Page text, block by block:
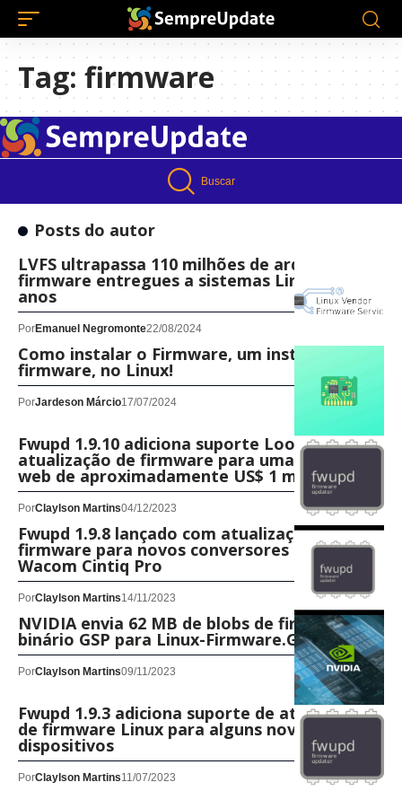
Tag: firmware
Buscar
Posts do autor
LVFS ultrapassa 110 milhões de arquivos de
firmware entregues a sistemas Linux em 9
anos
PorEmanuel Negromonte22/08/2024
Como instalar o Firmware, um instalador de
firmware, no Linux!
PorJardeson Márcio17/07/2024
Fwupd 1.9.10 adiciona suporte LoongArch e
atualização de firmware para uma câmera
web de aproximadamente US$ 1 mil
PorClaylson Martins04/12/2023
Fwupd 1.9.8 lançado com atualização de
firmware para novos conversores DP e
Wacom Cintiq Pro
PorClaylson Martins14/11/2023
NVIDIA envia 62 MB de blobs de firmware
binário GSP para Linux-Firmware.Git
PorClaylson Martins09/11/2023
Fwupd 1.9.3 adiciona suporte de atualização
de firmware Linux para alguns novos
dispositivos
PorClaylson Martins11/07/2023